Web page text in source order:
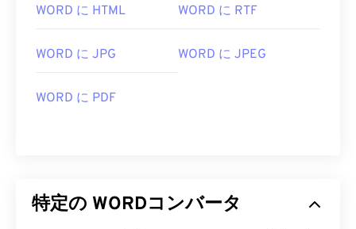
WORD に HTML WORD に RTF
WORD に JPG WORD に JPEG
WORD に PDF
特定の WORDコンバータ